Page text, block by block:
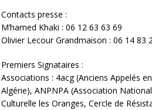
Contacts presse :
M’hamed Khaki : 06 12 63 63 69
Olivier Lecour Grandmaison : 06 14 83
Premiers Signataires :
Associations : 4acg (Anciens Appelés
Algérie), ANPNPA (Association
Culturelle les Oranges, Cercle de